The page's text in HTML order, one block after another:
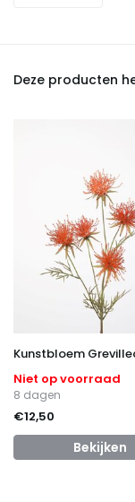
Deze producten
Kunstbloem
Niet op voorraad
8 dagen
€12,50
Bekijken